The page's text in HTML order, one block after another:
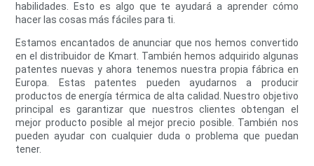
habilidades. Esto es algo que te ayudará a aprender cómo
hacer las cosas más fáciles para ti.
Estamos encantados de anunciar que nos hemos convertido
en el distribuidor de Kmart. También hemos adquirido algunas
patentes nuevas y ahora tenemos nuestra propia fábrica en
Europa. Estas patentes pueden ayudarnos a producir
productos de energía térmica de alta calidad. Nuestro objetivo
principal es garantizar que nuestros clientes obtengan el
mejor producto posible al mejor precio posible. También nos
pueden ayudar con cualquier duda o problema que puedan
tener.